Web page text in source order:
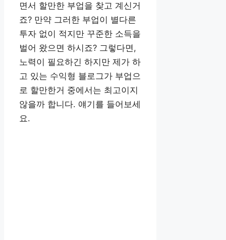
면서 할만한 부업을 찾고 계신거
죠? 만약 그러한 부업이 별다른
투자 없이 적지만 꾸준한 소득을
벌어 왔으면 하시죠? 그렇다면,
노력이 필요하긴 하지만 제가 하
고 있는 수익형 블로그가 부업으
로 할만한거 중에서는 최고이지
않을까 합니다. 얘기를 들어보세
요.